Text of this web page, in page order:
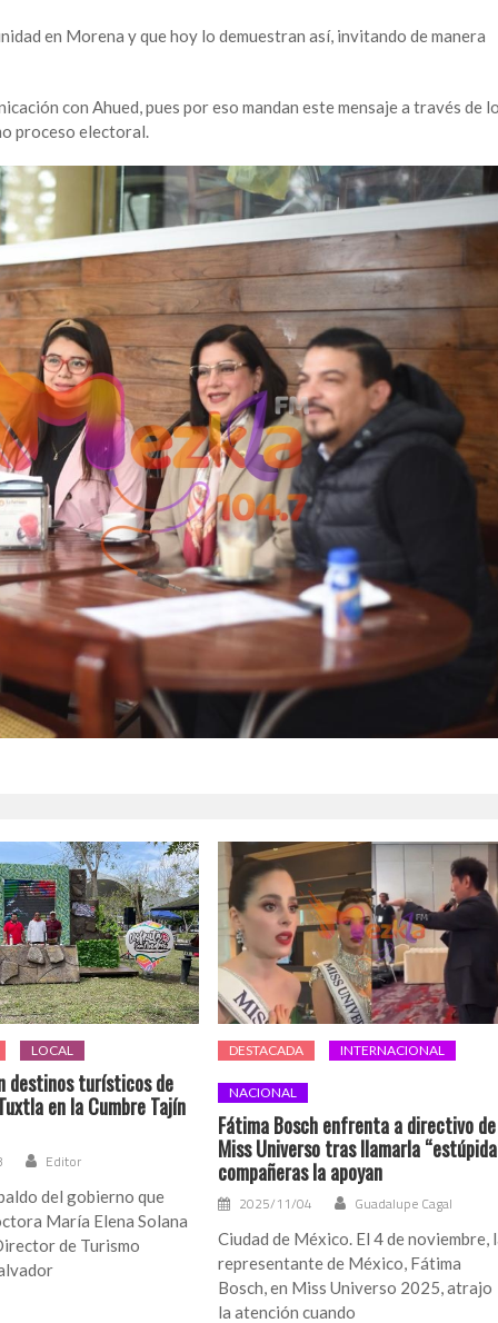
en Morena y que hoy lo demuestran así, invitando de manera
con Ahued, pues por eso mandan este mensaje a través de
proceso electoral.
LOCAL
destinos turísticos de
en la Cumbre Tajín
Editor
del gobierno que
María Elena Solana
de Turismo
DESTACADA INTERNACIONAL
NACIONAL
Fátima Bosch enfrenta a directivo de
Miss Universo tras llamarla
compañeras la apoyan
2025/11/04 Guadalupe Cagal
Ciudad de México. El 4 de noviembre,
representante de México, Fátima
Bosch, en Miss Universo 2025, atrajo
la atención cuando